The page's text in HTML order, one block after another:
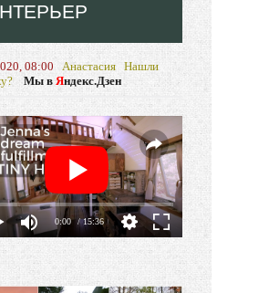
08:00 Анастасия Нашли
Мы в Яндекс.Дзен
0:00 / 15:36